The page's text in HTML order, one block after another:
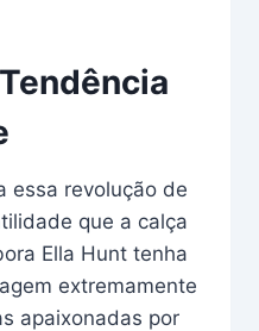
essa revolução de
que a calça
Ella Hunt tenha
extremamente
apaixonadas por